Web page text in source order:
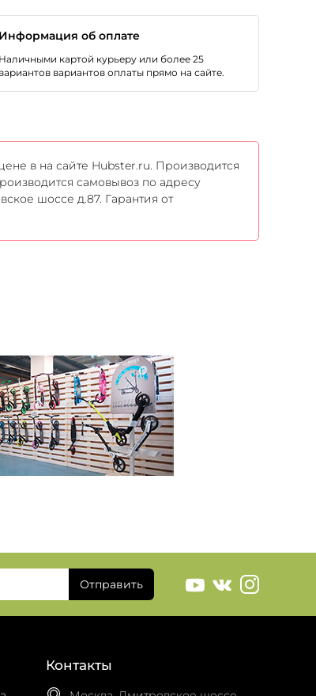
Информация об оплате
Наличными картой курьеру или более 25
вариантов вариантов оплаты прямо на сайте.
в на сайте Hubster.ru. Производится
самовывоз по адресу
шоссе д.87. Гарантия от
Отправить
Контакты